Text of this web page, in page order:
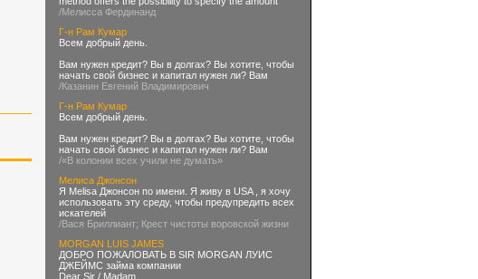
/Мелисса Фердинанд
Г-н Рам Кумар
Всем добрый день.
Вам нужен кредит? Вы в долгах? Вы хотите, чтобы
начать свой бизнес и капитал нужен ли? Вам
/Казанин Евгений Владимирович
Г-н Рам Кумар
Всем добрый день.
Вам нужен кредит? Вы в долгах? Вы хотите, чтобы
начать свой бизнес и капитал нужен ли? Вам
/«В колонии всех учили не думать»
Мелиса Джонсон
Я Melisa Джонсон по имени. Я живу в USA , я хочу
использовать эту среду, чтобы предупредить всех
искателей
/Вася Бриллиант; Крест чистоты воровской жизни
MORGAN LUIS JAMES
ДОБРО ПОЖАЛОВАТЬ В SIR MORGAN ЛУИС
ДЖЕЙМС займа компании
Dear Sir / Madam.